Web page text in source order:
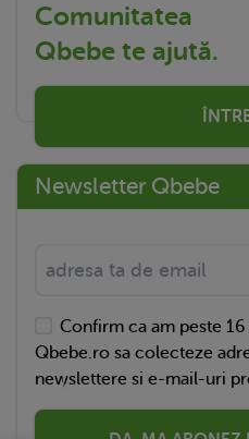
Comunitatea
Qbebe te ajută.
Newsletter Qbebe
Confirm ca am peste
Qbebe.ro sa colecteze
newslettere si e-mail-uri